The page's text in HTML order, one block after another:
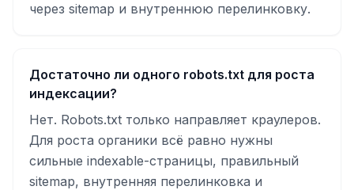
через sitemap и внутреннюю перелинковку.
Достаточно ли одного robots.txt для роста
индексации?
Нет. Robots.txt только направляет краулеров.
Для роста органики всё равно нужны
сильные indexable-страницы, правильный
sitemap, внутренняя перелинковка и